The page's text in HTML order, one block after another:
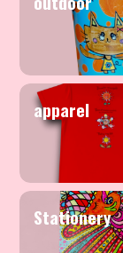
apparel
Stationery